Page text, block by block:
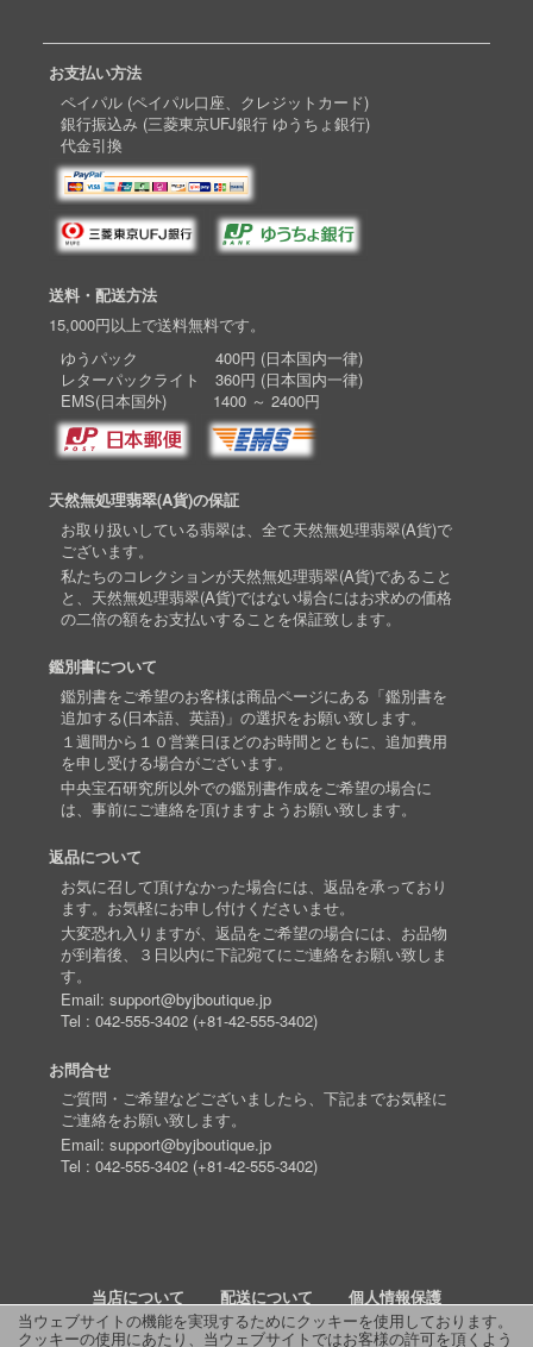
当ウェブサイトの機能を実現するためにクッキーを使用しております。
クッキーの使用にあたり、当ウェブサイトではお客様の許可を頂くよう
お支払い方法
ペイパル (ペイパル口座、クレジットカード)
銀行振込み (三菱東京UFJ銀行 ゆうちょ銀行)
代金引換
送料・配送方法
15,000円以上で送料無料です。
ゆうパック 400円 (日本国内一律)
レターパックライト 360円 (日本国内一律)
EMS(日本国外) 1400 ～ 2400円
天然無処理翡翠(A貨)の保証
お取り扱いしている翡翠は、全て天然無処理翡翠(A貨)で
ございます。
私たちのコレクションが天然無処理翡翠(A貨)であること
と、天然無処理翡翠(A貨)ではない場合にはお求めの価格
の二倍の額をお支払いすることを保証致します。
鑑別書について
鑑別書をご希望のお客様は商品ページにある「鑑別書を
追加する(日本語、英語)」の選択をお願い致します。
１週間から１０営業日ほどのお時間とともに、追加費用
を申し受ける場合がございます。
中央宝石研究所以外での鑑別書作成をご希望の場合に
は、事前にご連絡を頂けますようお願い致します。
返品について
お気に召して頂けなかった場合には、返品を承っており
ます。お気軽にお申し付けくださいませ。
大変恐れ入りますが、返品をご希望の場合には、お品物
が到着後、３日以内に下記宛てにご連絡をお願い致しま
す。
Email: support@byjboutique.jp
Tel : 042-555-3402(+81-42-555-3402)
お問合せ
ご質問・ご希望などございましたら、下記までお気軽に
ご連絡をお願い致します。
Email: support@byjboutique.jp
Tel : 042-555-3402(+81-42-555-3402)
当店について 配送について
個人情報保護
詳細検索
よくあるご質問 お問い合わせ RSS